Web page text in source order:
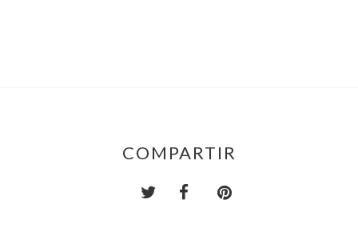
COMPARTIR